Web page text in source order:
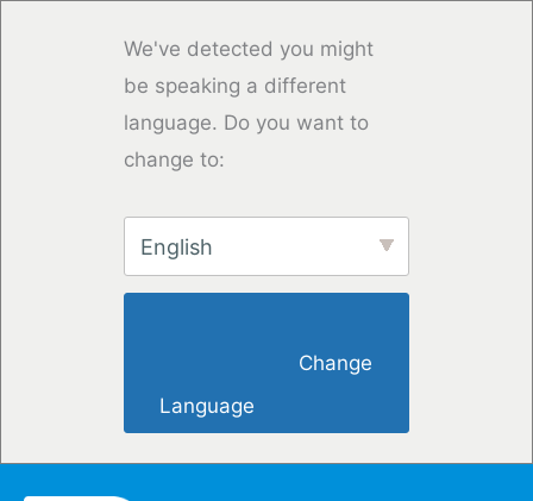
We've detected you might
be speaking a different
language. Do you want to
change to:
English
Language